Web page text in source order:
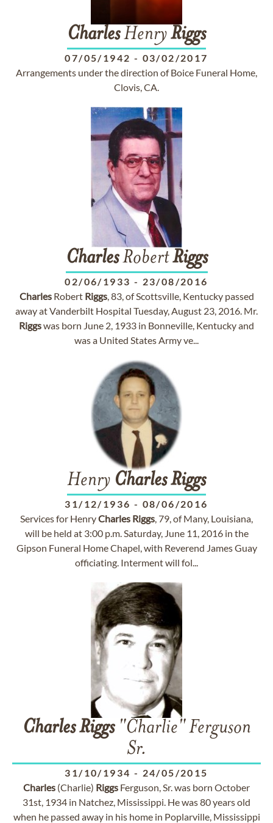
CharlesHenryRiggs
07/05/1942 - 03/02/2017
Arrangements under the direction of Boice Funeral Home,
Clovis, CA.
CharlesRobertRiggs
02/06/1933 - 23/08/2016
CharlesRobert Riggs, 83, of Scottsville, Kentucky passed
away at Vanderbilt Hospital Tuesday, August 23, 2016. Mr.
Riggswas born June 2, 1933 in Bonneville, Kentucky and
was a United States Army ve...
Henry CharlesRiggs
31/12/1936 - 08/06/2016
Services for HenryCharles Riggs, 79, of Many, Louisiana,
will be held at 3:00 p.m. Saturday, June 11, 2016 in the
Gipson Funeral Home Chapel, with Reverend James Guay
officiating. Interment will fol...
Charles Riggs"Charlie" Ferguson
Sr.
31/10/1934 - 24/05/2015
Charles (Charlie) Riggs Ferguson, Sr. was born October
31st, 1934 in Natchez, Mississippi. He was 80 years old
when he passed away in his home in Poplarville, Mississippi